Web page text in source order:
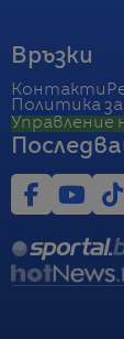
Връзки
Контакти
Политика
Управление